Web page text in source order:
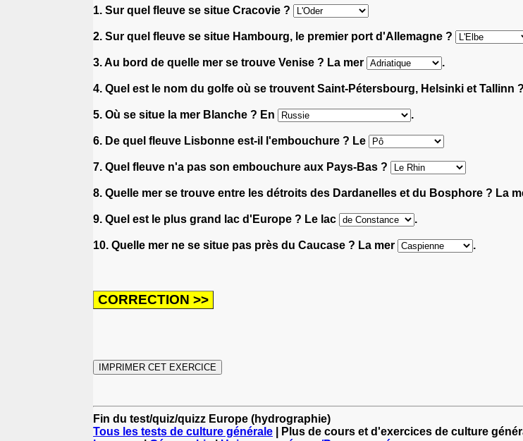
1. Sur quel fleuve se situe Cracovie ?
2. Sur quel fleuve se situe Hambourg, le premier port d'Allemagne ?
3. Au bord de quelle mer se trouve Venise ? La mer .
4. Quel est le nom du golfe où se trouvent Saint-Pétersbourg, Helsinki et Tallinn
5. Où se situe la mer Blanche ? En .
6. De quel fleuve Lisbonne est-il l'embouchure ? Le
7. Quel fleuve n'a pas son embouchure aux Pays-Bas ?
8. Quelle mer se trouve entre les détroits des Dardanelles et du Bosphore ? La
9. Quel est le plus grand lac d'Europe ? Le lac .
10. Quelle mer ne se situe pas près du Caucase ? La mer .
Fin du test/quiz/quizz Europe (hydrographie)
Tous les tests de culture générale | Plus de cours et d'exercices de culture